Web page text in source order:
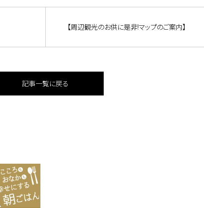
【周辺観光のお供に是非!マップのご案内】
記事一覧に戻る